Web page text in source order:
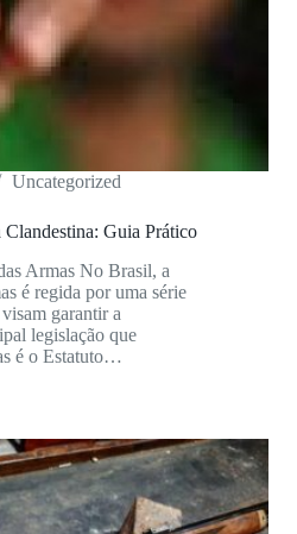
Uncategorized
Guia Prático
Armas No Brasil, a
é regida por uma série
garantir a
legislação que
é o Estatuto…